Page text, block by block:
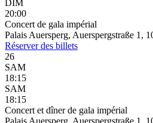
DIM
20:00
Concert de gala impérial
Palais Auersperg, Auerspergstraße 1,
Réserverdes billets
26
SAM
18:15
SAM
18:15
Concert et dîner de gala impérial
Palais Auersperg, Auerspergstraße 1,